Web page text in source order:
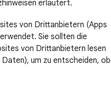
erläutert.
von Drittanbietern (Apps
Sie sollten die
von Drittanbietern lesen
um zu entscheiden, ob